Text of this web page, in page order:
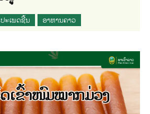
ປະເພດຊີ້ນ ອາຫານຄາວ